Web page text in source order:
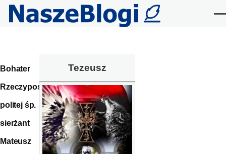
Przejdź do treści
Bohater
Rzeczypos
politej śp.
sierżant
Mateusz
Tezeusz